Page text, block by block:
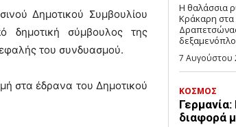
Δημοτικού Συμβουλίου
δημοτική σύμβουλος της
του συνδυασμού.
στα έδρανα του Δημοτικού
Η θαλάσσια
Κράκαρη
7 Αυγούστου
ΚΟΣΜΟΣ
διαφορά